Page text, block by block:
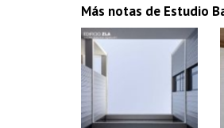
Más notas de Estudio